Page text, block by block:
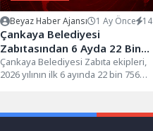
Beyaz Haber Ajansı 1 Ay Önce 14
Çankaya Belediyesi
Zabıtasından 6 Ayda 22 Bin
Denetim
Çankaya Belediyesi Zabıta ekipleri,
2026 yılının ilk 6 ayında 22 bin 756